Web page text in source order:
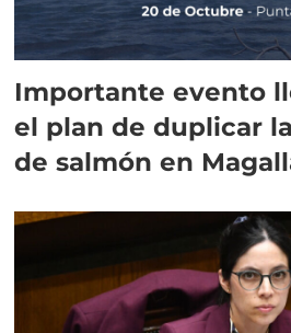
Importante evento
el plan de duplicar
de salmón en